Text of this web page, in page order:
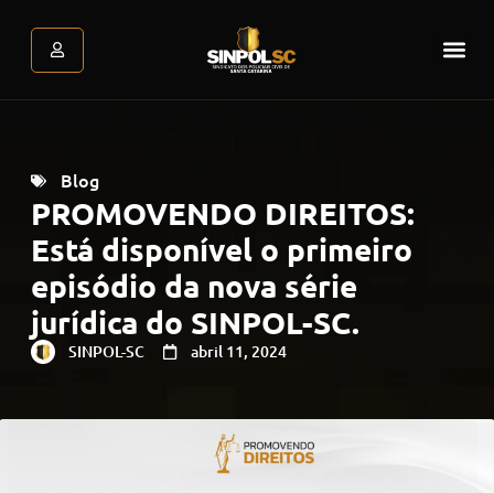
Blog
PROMOVENDO DIREITOS:
Está disponível o primeiro
episódio da nova série
jurídica do SINPOL-SC.
SINPOL-SC abril 11, 2024